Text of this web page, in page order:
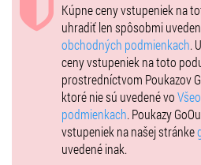
Kúpne ceny vstupeniek na
uhradiť len spôsobmi
obchodných podmienkach.
ceny vstupeniek na toto
prostredníctvom Poukazov
ktoré nie sú uvedené vo
podmienkach. Poukazy
vstupeniek na našej stránke
uvedené inak.